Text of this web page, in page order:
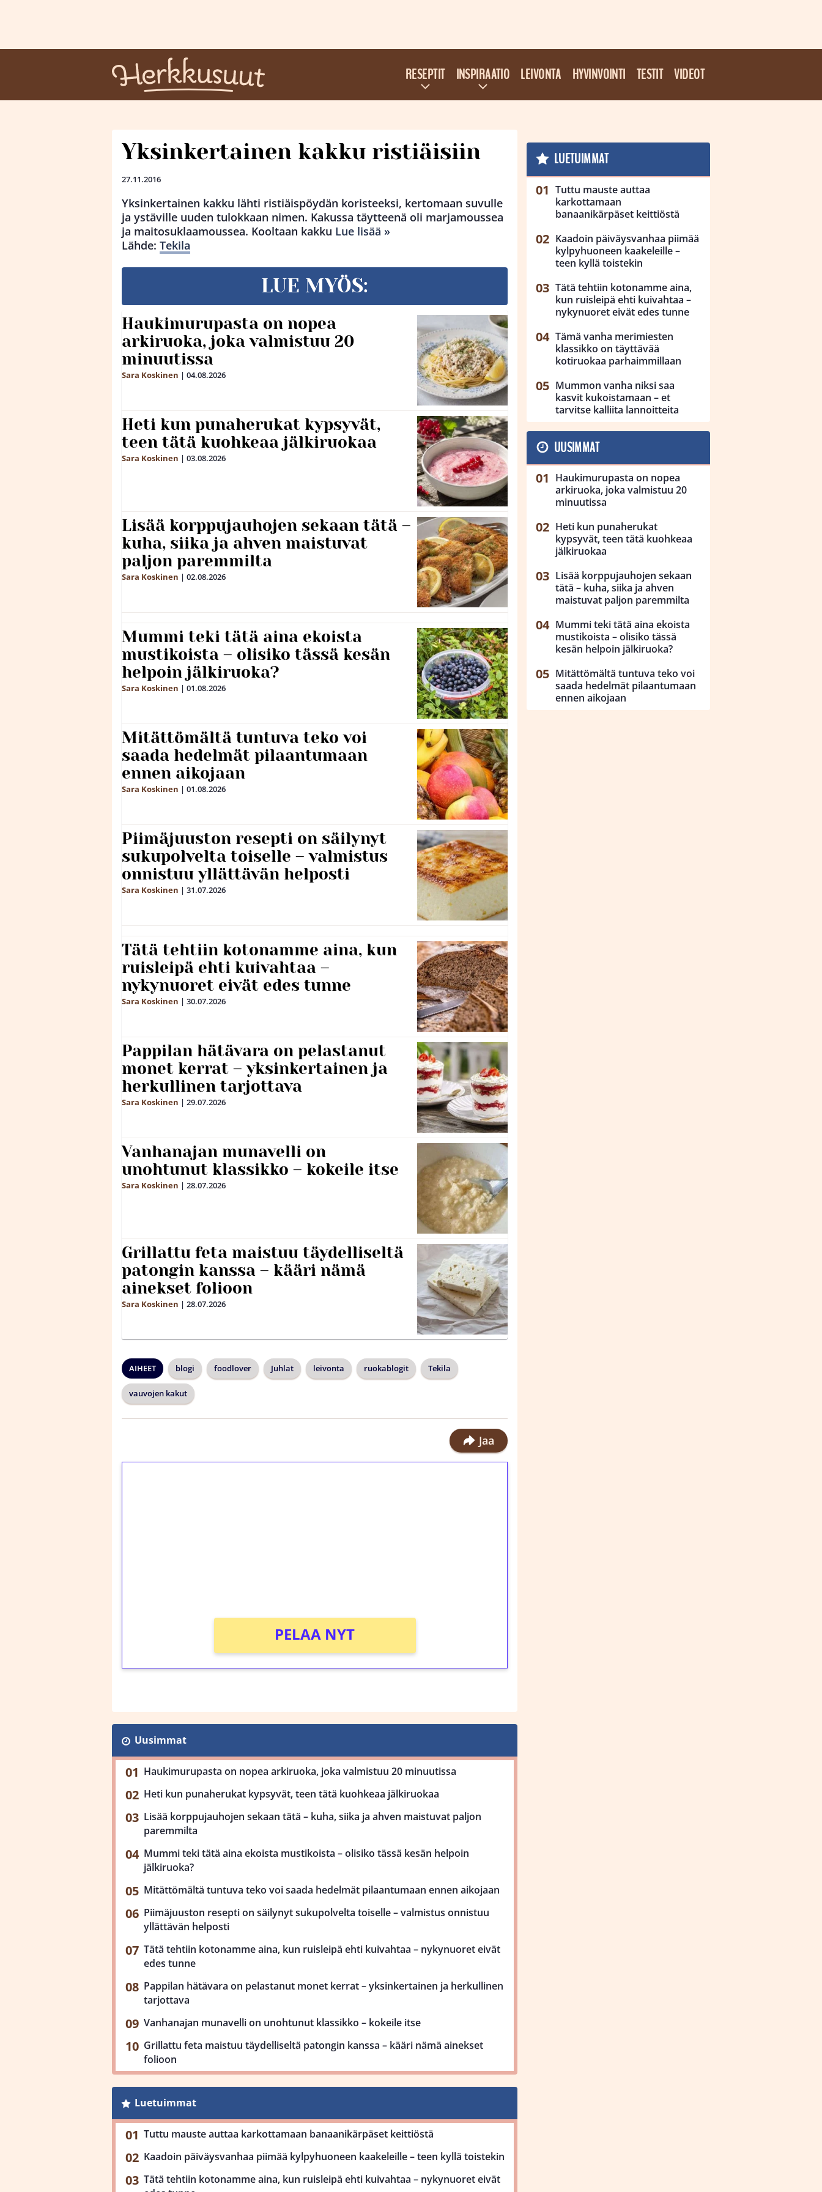
RESEPTIT INSPIRAATIO LEIVONTA HYVINVOINTI TESTIT VIDEOT
Yksinkertainen kakku ristiäisiin
27.11.2016
Yksinkertainen kakku lähti ristiäispöydän koristeeksi, kertomaan suvulle
ja ystäville uuden tulokkaan nimen. Kakussa täytteenä oli marjamoussea
ja maitosuklaamoussea. Kooltaan kakku Lue lisää »
Lähde: Tekila
LUE MYÖS:
Haukimurupasta on nopea
arkiruoka, joka valmistuu 20
minuutissa
Sara Koskinen | 04.08.2026
Heti kun punaherukat kypsyvät,
teen tätä kuohkeaa jälkiruokaa
Sara Koskinen | 03.08.2026
Lisää korppujauhojen sekaan tätä –
kuha, siika ja ahven maistuvat
paljon paremmilta
Sara Koskinen | 02.08.2026
Mummi teki tätä aina ekoista
mustikoista – olisiko tässä kesän
helpoin jälkiruoka?
Sara Koskinen | 01.08.2026
Mitättömältä tuntuva teko voi
saada hedelmät pilaantumaan
ennen aikojaan
Sara Koskinen | 01.08.2026
Piimäjuuston resepti on säilynyt
sukupolvelta toiselle – valmistus
onnistuu yllättävän helposti
Sara Koskinen | 31.07.2026
Tätä tehtiin kotonamme aina, kun
ruisleipä ehti kuivahtaa –
nykynuoret eivät edes tunne
Sara Koskinen | 30.07.2026
Pappilan hätävara on pelastanut
monet kerrat – yksinkertainen ja
herkullinen tarjottava
Sara Koskinen | 29.07.2026
Vanhanajan munavelli on
unohtunut klassikko – kokeile itse
Sara Koskinen | 28.07.2026
Grillattu feta maistuu täydelliseltä
patongin kanssa – kääri nämä
ainekset folioon
Sara Koskinen | 28.07.2026
AIHEET blogi foodlover Juhlat leivonta ruokablogit Tekila
vauvojen kakut
Jaa
PELAA NYT
Uusimmat
Haukimurupasta on nopea arkiruoka, joka valmistuu 20 minuutissa
Heti kun punaherukat kypsyvät, teen tätä kuohkeaa jälkiruokaa
Lisää korppujauhojen sekaan tätä – kuha, siika ja ahven maistuvat paljon
paremmilta
Mummi teki tätä aina ekoista mustikoista – olisiko tässä kesän helpoin
jälkiruoka?
Mitättömältä tuntuva teko voi saada hedelmät pilaantumaan ennen aikojaan
Piimäjuuston resepti on säilynyt sukupolvelta toiselle – valmistus onnistuu
yllättävän helposti
Tätä tehtiin kotonamme aina, kun ruisleipä ehti kuivahtaa – nykynuoret eivät
edes tunne
Pappilan hätävara on pelastanut monet kerrat – yksinkertainen ja herkullinen
tarjottava
Vanhanajan munavelli on unohtunut klassikko – kokeile itse
Grillattu feta maistuu täydelliseltä patongin kanssa – kääri nämä ainekset
folioon
Luetuimmat
Tuttu mauste auttaa karkottamaan banaanikärpäset keittiöstä
Kaadoin päiväysvanhaa piimää kylpyhuoneen kaakeleille – teen kyllä toistekin
Tätä tehtiin kotonamme aina, kun ruisleipä ehti kuivahtaa – nykynuoret eivät
LUETUIMMAT
Tuttu mauste auttaa
karkottamaan
banaanikärpäset keittiöstä
Kaadoin päiväysvanhaa piimää
kylpyhuoneen kaakeleille –
teen kyllä toistekin
Tätä tehtiin kotonamme aina,
kun ruisleipä ehti kuivahtaa –
nykynuoret eivät edes tunne
Tämä vanha merimiesten
klassikko on täyttävää
kotiruokaa parhaimmillaan
Mummon vanha niksi saa
kasvit kukoistamaan – et
tarvitse kalliita lannoitteita
UUSIMMAT
Haukimurupasta on nopea
arkiruoka, joka valmistuu 20
minuutissa
Heti kun punaherukat
kypsyvät, teen tätä kuohkeaa
jälkiruokaa
Lisää korppujauhojen sekaan
tätä – kuha, siika ja ahven
maistuvat paljon paremmilta
Mummi teki tätä aina ekoista
mustikoista – olisiko tässä
kesän helpoin jälkiruoka?
Mitättömältä tuntuva teko voi
saada hedelmät pilaantumaan
ennen aikojaan